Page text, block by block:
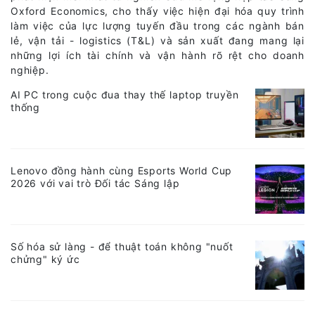
Oxford Economics, cho thấy việc hiện đại hóa quy trình
làm việc của lực lượng tuyến đầu trong các ngành bán
lẻ, vận tải - logistics (T&L) và sản xuất đang mang lại
những lợi ích tài chính và vận hành rõ rệt cho doanh
nghiệp.
AI PC trong cuộc đua thay thế laptop truyền
thống
Lenovo đồng hành cùng Esports World Cup
2026 với vai trò Đối tác Sáng lập
Số hóa sử làng - để thuật toán không "nuốt
chửng" ký ức